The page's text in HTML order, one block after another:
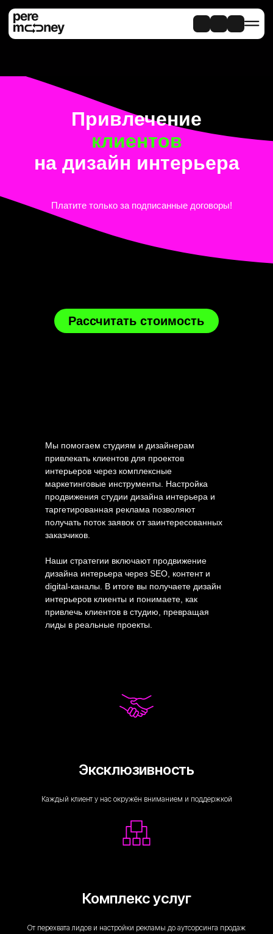
Платите только за подписанные договоры!
Привлечение
клиентов
на дизайн интерьера
Рассчитать стоимость
Мы помогаем студиям и дизайнерам
привлекать клиентов для проектов
интерьеров через комплексные
маркетинговые инструменты. Настройка
продвижения студии дизайна интерьера и
таргетированная реклама позволяют
получать поток заявок от заинтересованных
заказчиков.
Наши стратегии включают продвижение
дизайна интерьера через SEO, контент и
digital-каналы. В итоге вы получаете дизайн
интерьеров клиенты и понимаете, как
привлечь клиентов в студию, превращая
лиды в реальные проекты.
Эксклюзивность
Каждый клиент у нас окружён вниманием и поддержкой
Комплекс услуг
От перехвата лидов и настройки рекламы до аутсорсинга продаж